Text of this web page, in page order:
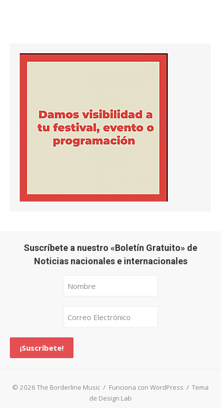
Suscríbete a nuestro «Boletín Gratuito» de
Noticias nacionales e internacionales
© 2026 The Borderline Music / Funciona con WordPress / Tema
de Design Lab